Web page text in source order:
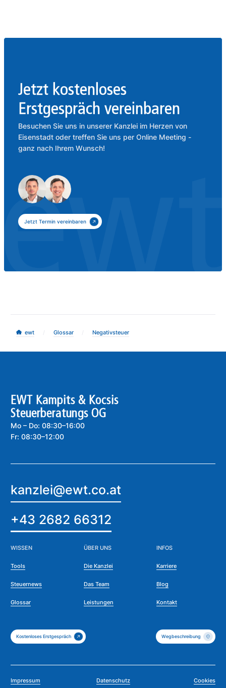
Jetzt kostenloses
Erstgespräch vereinbaren
Besuchen Sie uns in unserer Kanzlei im Herzen von
Eisenstadt oder treffen Sie uns per Online Meeting -
ganz nach Ihrem Wunsch!
Jetzt Termin vereinbaren
ewt Glossar Negativsteuer
EWT Kampits & Kocsis
Steuerberatungs OG
Mo – Do: 08:30–16:00
Fr: 08:30–12:00
kanzlei@ewt.co.at
+43 2682 66312
WISSEN
Tools
Steuernews
Glossar
ÜBER UNS
Die Kanzlei
Das Team
Leistungen
INFOS
Karriere
Blog
Kontakt
Kostenloses Erstgespräch Wegbeschreibung
Impressum Datenschutz Cookies